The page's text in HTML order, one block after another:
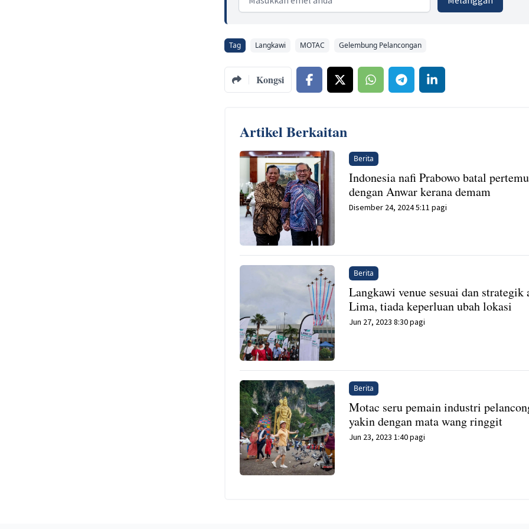
Tag Langkawi MOTAC Gelembung Pelancongan
Kongsi
Artikel Berkaitan
Berita
Indonesia nafi Prabowo batal
dengan Anwar kerana demam
Disember 24, 2024 5:11 pagi
Berita
Langkawi venue sesuai dan strategik
Lima, tiada keperluan ubah lokasi
Jun 27, 2023 8:30 pagi
Berita
Motac seru pemain industri
yakin dengan mata wang ringgit
Jun 23, 2023 1:40 pagi